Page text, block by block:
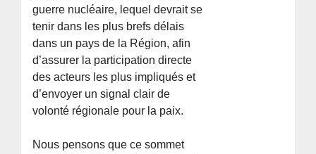
guerre nucléaire, lequel devrait se
tenir dans les plus brefs délais
dans un pays de la Région, afin
d’assurer la participation directe
des acteurs les plus impliqués et
d’envoyer un signal clair de
volonté régionale pour la paix.
Nous pensons que ce sommet